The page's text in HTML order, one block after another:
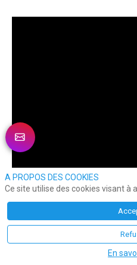
Nathalie
A PROPOS DES COOKIES
Ce site utilise des cookies visant à
En